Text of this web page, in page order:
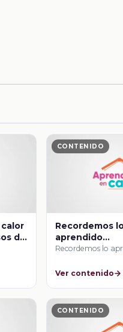
de
CONTENIDO
Recordemos
aprendido…
Recordemos lo
Ver contenido
CONTENIDO